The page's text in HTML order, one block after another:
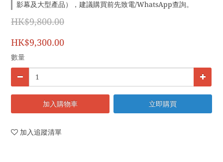
影幕及大型產品），建議購買前先致電/WhatsApp查詢。
HK$9,800.00
HK$9,300.00
數量
加入購物車 立即購買
加入追蹤清單